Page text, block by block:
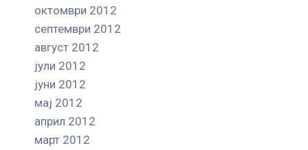
октомври 2012
септември 2012
август 2012
јули 2012
јуни 2012
мај 2012
април 2012
март 2012